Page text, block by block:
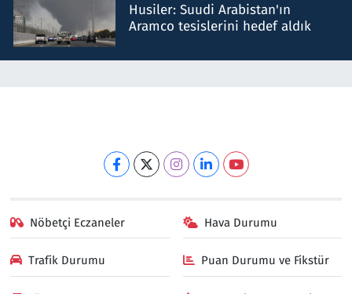
Husiler: Suudi Arabistan'ın
Aramco tesislerini hedef aldık
Nöbetçi Eczaneler Hava Durumu
Trafik Durumu Puan Durumu ve Fikstür